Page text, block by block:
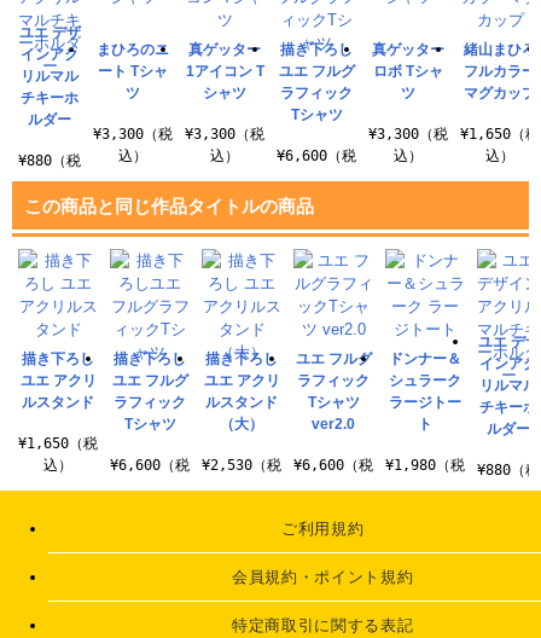
ユエ デザ
インアク
リルマル
チキーホ
ルダー
¥880（税
込）
まひろのニ
ート Tシャ
ツ
¥3,300（税
込）
真ゲッター
1アイコン T
シャツ
¥3,300（税
込）
描き下ろし
ユエ フルグ
ラフィック
Tシャツ
¥6,600（税
真ゲッター
ロボ Tシャ
ツ
¥3,300（税
込）
緒山まひろ
フルカラー
マグカップ
¥1,650（税
込）
この商品と同じ作品タイトルの商品
描き下ろし
ユエ アクリ
ルスタンド
¥1,650（税
込）
描き下ろし
ユエ フルグ
ラフィック
Tシャツ
¥6,600（税
描き下ろし
ユエ アクリ
ルスタンド
（大）
¥2,530（税
ユエ フルグ
ラフィック
Tシャツ
ver2.0
¥6,600（税
ドンナー＆
シュラーク
ラージトー
ト
¥1,980（税
ユエ デザ
インアク
リルマル
チキーホ
ルダー
¥880（税
込）
ご利用規約
会員規約・ポイント規約
特定商取引に関する表記